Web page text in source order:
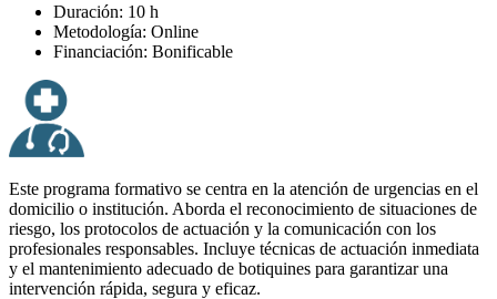
Duración: 10 h
Metodología: Online
Financiación: Bonificable
Este programa formativo se centra en la atención de urgencias en el
domicilio o institución. Aborda el reconocimiento de situaciones de
riesgo, los protocolos de actuación y la comunicación con los
profesionales responsables. Incluye técnicas de actuación inmediata
y el mantenimiento adecuado de botiquines para garantizar una
intervención rápida, segura y eficaz.